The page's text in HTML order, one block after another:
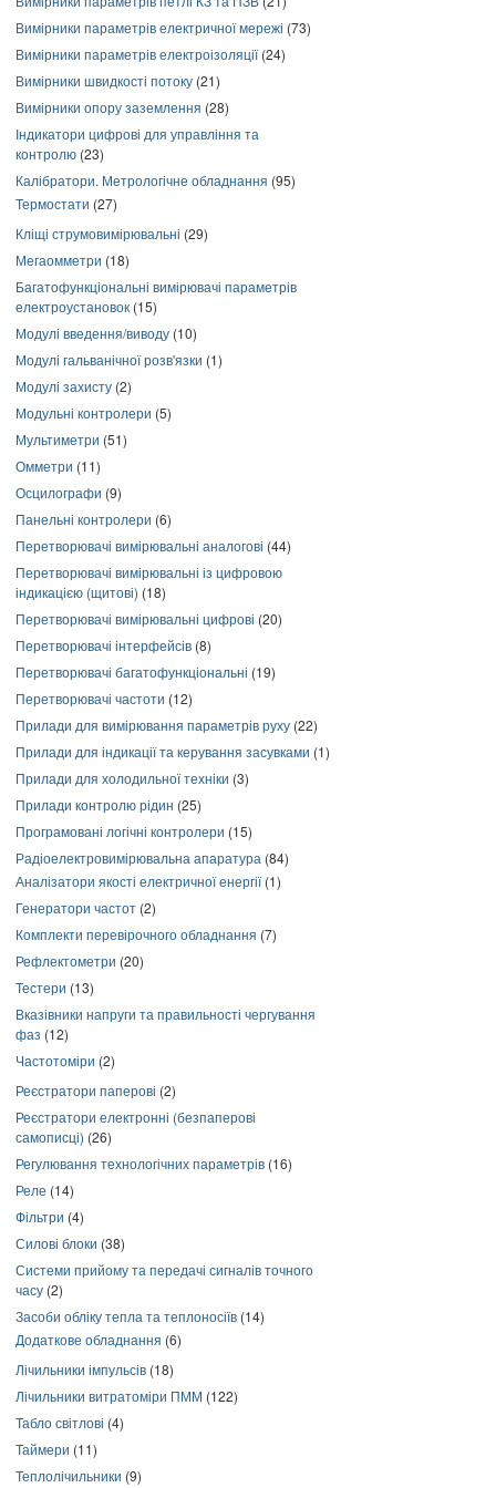
Вимірники параметрів електричної мережі (73)
Вимірники параметрів електроізоляції(24)
Вимірники швидкості потоку (21)
Вимірники опору заземлення (28)
Індикатори цифрові для управління та
контролю (23)
Калібратори. Метрологічне обладнання (95)
Термостати (27)
Кліщі струмовимірювальні (29)
Мегаомметри (18)
Багатофункціональні вимірювачі параметрів
електроустановок (15)
Модулі введення/виводу (10)
Модулі гальванічної розв'язки (1)
Модулі захисту (2)
Модульні контролери (5)
Мультиметри (51)
Омметри (11)
Осцилографи (9)
Панельні контролери (6)
Перетворювачі вимірювальні аналогові (44)
Перетворювачі вимірювальні із цифровою
індикацією (щитові) (18)
Перетворювачі вимірювальні цифрові (20)
Перетворювачі інтерфейсів (8)
Перетворювачі багатофункціональні (19)
Перетворювачі частоти (12)
Прилади для вимірювання параметрів руху (22)
Прилади для індикації та керування засувками (1)
Прилади для холодильної техніки (3)
Прилади контролю рідин (25)
Програмовані логічні контролери (15)
Радіоелектровимірювальна апаратура (84)
Аналізатори якості електричної енергії(1)
Генератори частот (2)
Комплекти перевірочного обладнання (7)
Рефлектометри (20)
Тестери (13)
Вказівники напруги та правильності чергування
фаз (12)
Частотоміри (2)
Реєстратори паперові (2)
Реєстратори електронні (безпаперові
самописці) (26)
Регулювання технологічних параметрів (16)
Реле (14)
Фільтри (4)
Силові блоки (38)
Системи прийому та передачі сигналів точного
часу (2)
Засоби обліку тепла та теплоносіїв (14)
Додаткове обладнання (6)
Лічильники імпульсів (18)
Лічильники витратоміри ПММ (122)
Табло світлові (4)
Таймери (11)
Теплолічильники (9)